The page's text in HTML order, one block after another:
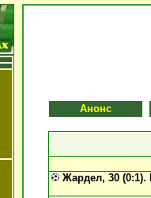
Анонс
Жардел, 30 (0:1).